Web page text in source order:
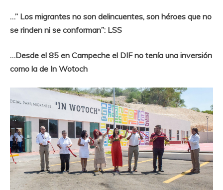
…” Los migrantes no son delincuentes, son héroes que no
se rinden ni se conforman”: LSS
…Desde el 85 en Campeche el DIF no tenía una inversión
como la de In Wotoch